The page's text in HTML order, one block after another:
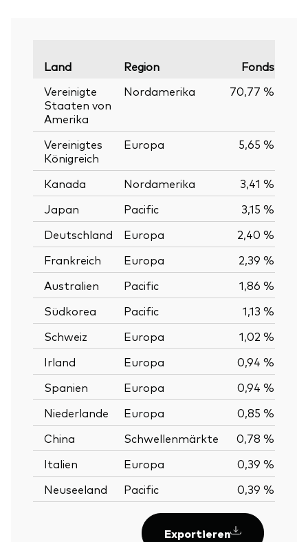
Land Region Fonds
Vereinigte
Staaten von
Amerika
Nordamerika 70,77 %
Vereinigtes
Königreich
Europa 5,65 %
Kanada Nordamerika
3,41 %
Japan
Pacific
3,15 %
Deutschland
Europa
2,40 %
Frankreich
Europa
2,39 %
Australien
Pacific
1,86 %
Südkorea
Pacific
1,13 %
Schweiz
Europa
1,02 %
Irland
Europa
0,94 %
Spanien
Europa
0,94 %
Niederlande
Europa
0,85 %
China
Schwellenmärkte
0,78 %
Italien
Europa
0,39 %
Neuseeland
Pacific 0,39 %
Exportieren